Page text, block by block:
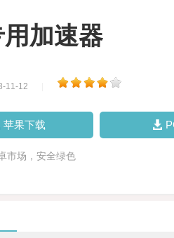
加速器
11-12
苹果下载
市场，安全绿色